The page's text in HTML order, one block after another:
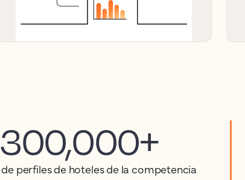
300,000+
de perfiles de hoteles de la competencia